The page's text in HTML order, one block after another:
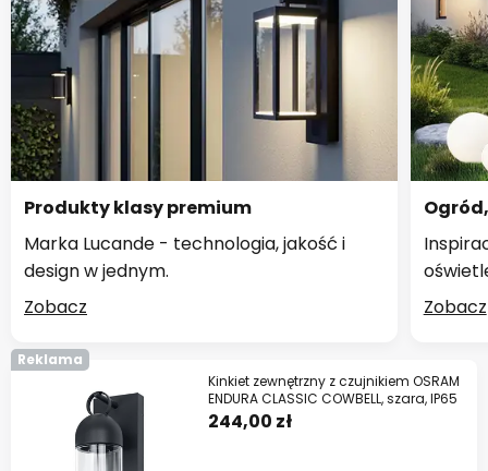
Produkty klasy premium
Marka Lucande - technologia, jakość i
design w jednym.
Zobacz
Zobacz
Reklama
Kinkiet zewnętrzny z czujnikiem OSRAM
ENDURA CLASSIC COWBELL, szara, IP65
244,00 zł